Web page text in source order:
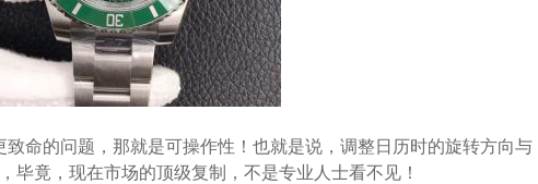
命的问题，那就是可操作性！也就是说，调整日历时的旋转方向与
毕竟，现在市场的顶级复制，不是专业人士看不见！